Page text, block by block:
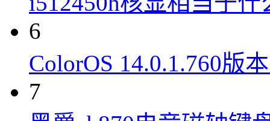
6
ColorOS 14.0.1.760版
7